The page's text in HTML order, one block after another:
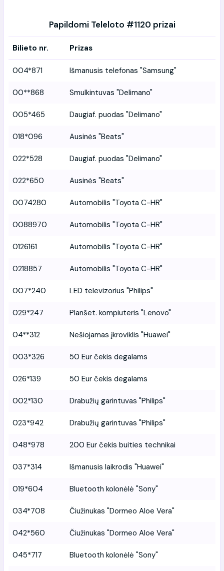
Papildomi Teleloto #1120 prizai
Bilieto nr. Prizas
004*871 Išmanusis telefonas "Samsung"
00**868 Smulkintuvas "Delimano"
005*465 Daugiaf. puodas "Delimano"
018*096 Ausinės "Beats"
022*528 Daugiaf. puodas "Delimano"
022*650 Ausinės "Beats"
0074280 Automobilis "Toyota C-HR"
0088970 Automobilis "Toyota C-HR"
0126161 Automobilis "Toyota C-HR"
0218857 Automobilis "Toyota C-HR"
007*240 LED televizorius "Philips"
029*247 Planšet. kompiuteris "Lenovo"
04**312 Nešiojamas įkroviklis "Huawei"
003*326 50 Eur čekis degalams
026*139 50 Eur čekis degalams
002*130 Drabužių garintuvas "Philips"
023*942 Drabužių garintuvas "Philips"
048*978 200 Eur čekis buities technikai
037*314 Išmanusis laikrodis "Huawei"
019*604 Bluetooth kolonėlė "Sony"
034*708 Čiužinukas "Dormeo Aloe Vera"
042*560 Čiužinukas "Dormeo Aloe Vera"
045*717 Bluetooth kolonėlė "Sony"